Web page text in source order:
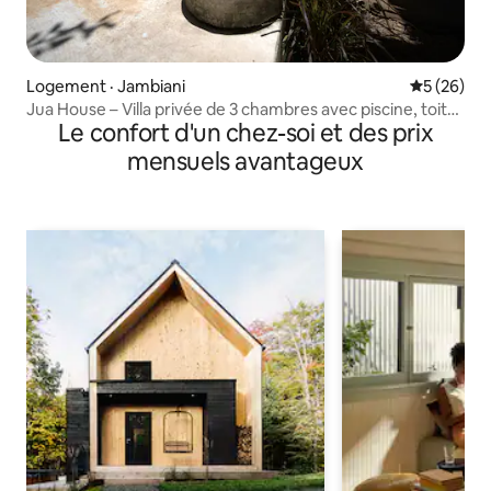
Logement · Jambiani Note
5 (26)
Jua House – Villa privée de 3 chambres avec piscine, toit-
terrasse et énergie solaire
Le confort d'un chez-soi et des prix
mensuels avantageux